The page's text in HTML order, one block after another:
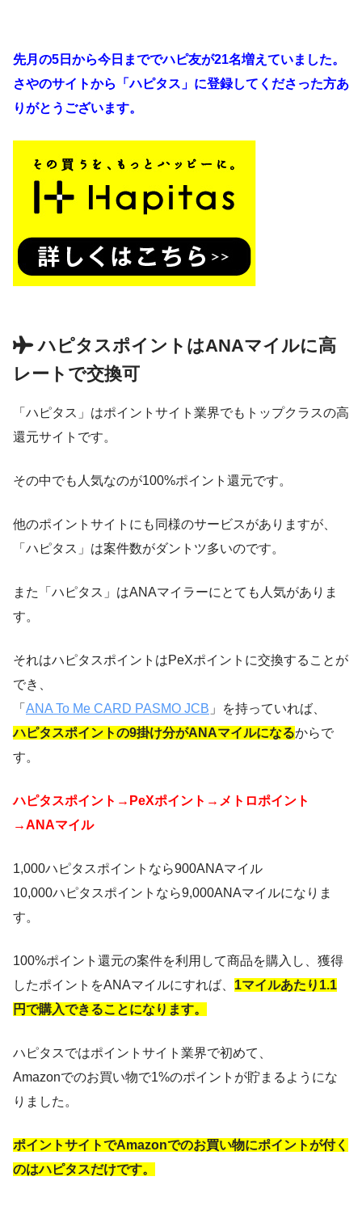
先月の5日から今日まででハピ友が21名増えていました。
さやのサイトから「ハピタス」に登録してくださった方あ
りがとうございます。
ハピタスポイントはANAマイルに高
レートで交換可
「ハピタス」はポイントサイト業界でもトップクラスの高
還元サイトです。
その中でも人気なのが100%ポイント還元です。
他のポイントサイトにも同様のサービスがありますが、
「ハピタス」は案件数がダントツ多いのです。
また「ハピタス」はANAマイラーにとても人気がありま
す。
それはハピタスポイントはPeXポイントに交換することが
でき、
「 ANA To Me CARD PASMO JCB 」を持っていれば、
ハピタスポイントの9掛け分がANAマイルになるからで
す。
ハピタスポイント→PeXポイント→メトロポイント
→ANAマイル
1,000ハピタスポイントなら900ANAマイル
10,000ハピタスポイントなら9,000ANAマイルになりま
す。
100%ポイント還元の案件を利用して商品を購入し、獲得
したポイントをANAマイルにすれば、 1マイルあたり1.1
円で購入できることになります。
ハピタスではポイントサイト業界で初めて、
Amazonでのお買い物で1%のポイントが貯まるようにな
りました。
ポイントサイトでAmazonでのお買い物にポイントが付く
のはハピタスだけです。